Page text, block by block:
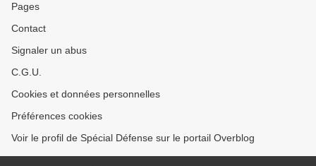
Pages
Contact
Signaler un abus
C.G.U.
Cookies et données personnelles
Préférences cookies
Voir le profil de Spécial Défense sur le portail Overblog